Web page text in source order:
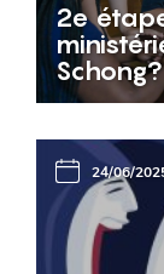
2e
24/06/